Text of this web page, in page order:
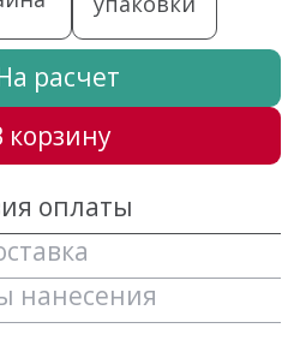
расчет
корзину
оплаты
нанесения